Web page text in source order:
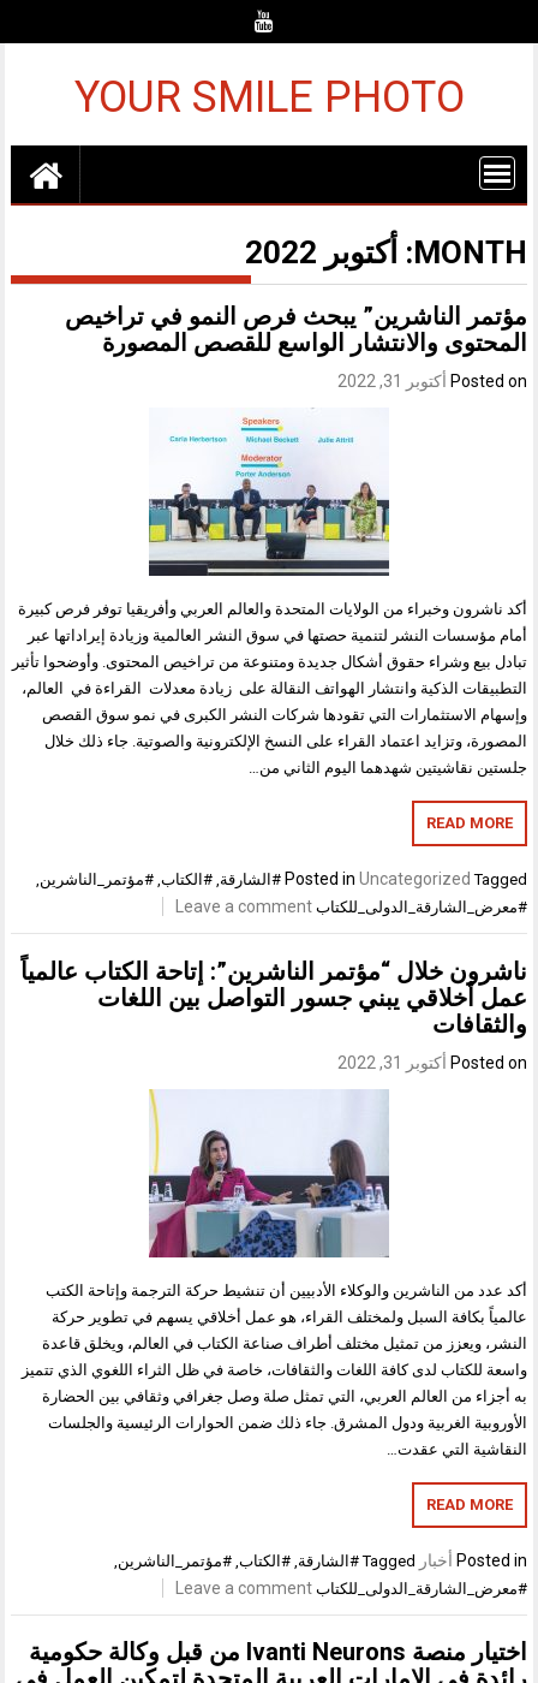
YOUR SMILE PHOTO
أكتوبر 2022
الناشرين” يبحث فرص النمو في تراخيص
والانتشار الواسع للقصص المصورة
أكتوبر 31, 2022
وخبراء من الولايات المتحدة والعالم العربي وأفريقيا توفر فرص كبيرة
النشر لتنمية حصتها في سوق النشر العالمية وزيادة إيراداتها عبر
وشراء حقوق أشكال جديدة ومتنوعة من تراخيص المحتوى. وأوضحوا تأثير
الذكية وانتشار الهواتف النقالة على زيادة معدلات القراءة في العالم،
الاستثمارات التي تقودها شركات النشر الكبرى في نمو سوق القصص
وتزايد اعتماد القراء على النسخ الإلكترونية والصوتية. جاء ذلك خلال
نقاشيتين شهدهما اليوم الثاني من…
READ
Posted inUncategorized #الشارقة,#الكتاب,#مؤتمر_الناشرين,
Leave a comment
خلال “مؤتمر الناشرين”: إتاحة الكتاب عالمياً
يبني جسور التواصل بين اللغات
أكتوبر 31, 2022
من الناشرين والوكلاء الأدبيين أن تنشيط حركة الترجمة وإتاحة الكتب
بكافة السبل ولمختلف القراء، هو عمل أخلاقي يسهم في تطوير حركة
ويعزز من تمثيل مختلف أطراف صناعة الكتاب في العالم، ويخلق قاعدة
لدى كافة اللغات والثقافات، خاصة في ظل الثراء اللغوي الذي تتميز
من العالم العربي، التي تمثل صلة وصل جغرافي وثقافي بين الحضارة
الغربية ودول المشرق. جاء ذلك ضمن الحوارات الرئيسية والجلسات
التي عقدت…
READ
أخبار Tagged #الشارقة,#الكتاب,#مؤتمر_الناشرين,
Leave a comment
اختيار منصة Ivanti Neurons من قبل وكالة حكومية